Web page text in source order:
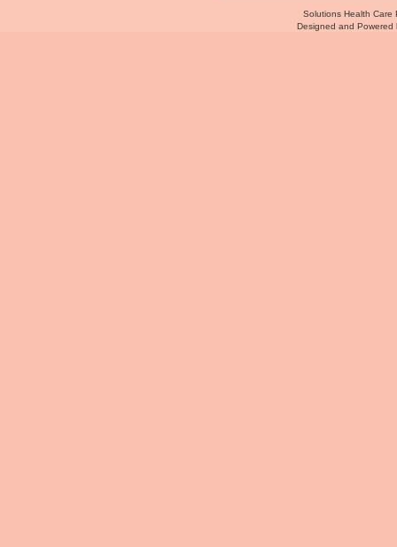
Solutions Health Care
Designed and